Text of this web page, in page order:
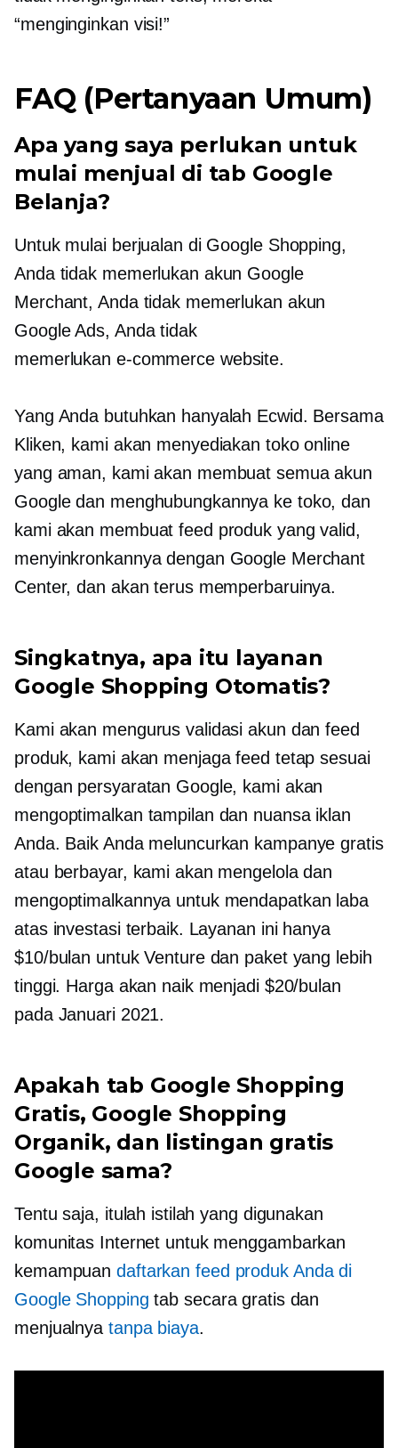
“menginginkan visi!”
FAQ (Pertanyaan Umum)
Apa yang saya perlukan untuk
mulai menjual di tab Google
Belanja?
Untuk mulai berjualan di Google Shopping,
Anda tidak memerlukan akun Google
Merchant, Anda tidak memerlukan akun
Google Ads, Anda tidak
memerlukan e-commercewebsite.
Yang Anda butuhkan hanyalah Ecwid. Bersama
Kliken, kami akan menyediakan toko online
yang aman, kami akan membuat semua akun
Google dan menghubungkannya ke toko, dan
kami akan membuat feed produk yang valid,
menyinkronkannya dengan Google Merchant
Center, dan akan terus memperbaruinya.
Singkatnya, apa itu layanan
Google Shopping Otomatis?
Kami akan mengurus validasi akun dan feed
produk, kami akan menjaga feed tetap sesuai
dengan persyaratan Google, kami akan
mengoptimalkan tampilan dan nuansa iklan
Anda. Baik Anda meluncurkan kampanye gratis
atau berbayar, kami akan mengelola dan
mengoptimalkannya untuk mendapatkan laba
atas investasi terbaik. Layanan ini hanya
$10/bulan untuk Venture dan paket yang lebih
tinggi. Harga akan naik menjadi $20/bulan
pada Januari 2021.
Apakah tab Google Shopping
Gratis, Google Shopping
Organik, dan listingan gratis
Google sama?
Tentu saja, itulah istilah yang digunakan
komunitas Internet untuk menggambarkan
kemampuandaftarkan feed produk Anda di
Google Shopping tab secara gratis dan
menjualnya tanpa biaya.